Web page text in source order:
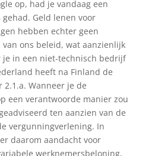
op, had je vandaag een
Geld lenen voor
hebben echter geen
ons beleid, wat aanzienlijk
je in een niet-technisch bedrijf
heeft na Finland de
Wanneer je de
een verantwoorde manier zou
ten aanzien van de
vergunningverlening. In
daarom aandacht voor
werknemersbeloning,